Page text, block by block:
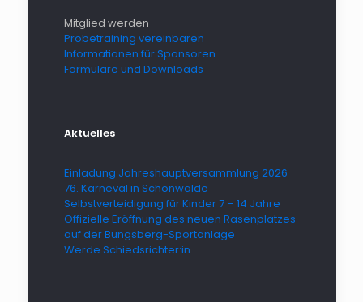
Mitglied werden
Probetraining vereinbaren
Informationen für Sponsoren
Formulare und Downloads
Aktuelles
Einladung Jahreshauptversammlung 2026
76. Karneval in Schönwalde
Selbstverteidigung für Kinder 7 – 14 Jahre
Offizielle Eröffnung des neuen Rasenplatzes
auf der Bungsberg-Sportanlage
Werde Schiedsrichter:in